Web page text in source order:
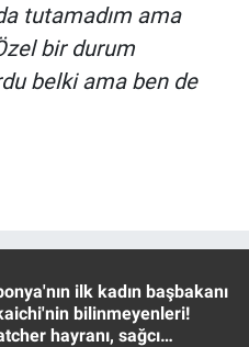
tutamadım ama
bir durum
belki ama ben de
ilk kadın başbakanı
bilinmeyenleri!
hayranı, sağcı